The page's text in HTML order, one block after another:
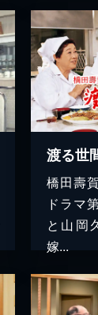
橋田壽
ドラマ
と山岡
嫁...